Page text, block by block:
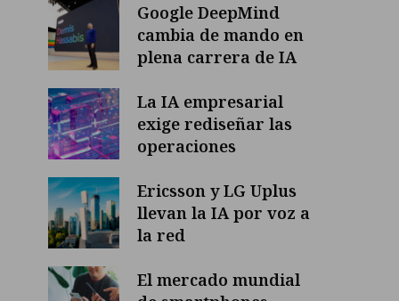
Google DeepMind
cambia de mando en
plena carrera de IA
La IA empresarial
exige rediseñar las
operaciones
Ericsson y LG Uplus
llevan la IA por voz a
la red
El mercado mundial